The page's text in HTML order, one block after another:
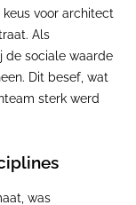
voor architect
Als
de sociale waarde
Dit besef, wat
sterk werd
was